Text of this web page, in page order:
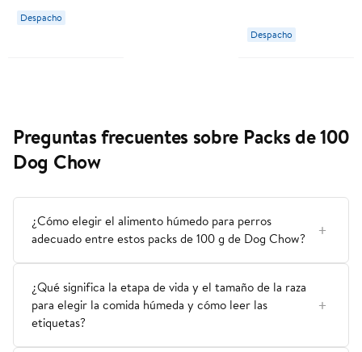
Master Dog
Despacho
g Master Dog
Despacho
Preguntas frecuentes sobre Packs de 100
Dog Chow
¿Cómo elegir el alimento húmedo para perros
adecuado entre estos packs de 100 g de Dog Chow?
¿Qué significa la etapa de vida y el tamaño de la raza
para elegir la comida húmeda y cómo leer las
etiquetas?